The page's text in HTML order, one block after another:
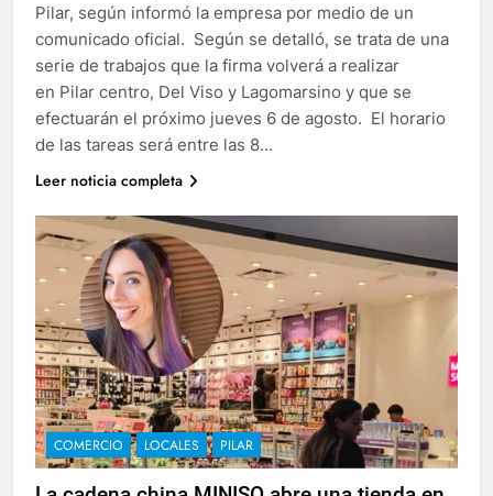
Pilar, según informó la empresa por medio de un
comunicado oficial. Según se detalló, se trata de una
serie de trabajos que la firma volverá a realizar
en Pilar centro, Del Viso y Lagomarsino y que se
efectuarán el próximo jueves 6 de agosto. El horario
de las tareas será entre las 8…
Leer noticia completa
COMERCIO LOCALES PILAR